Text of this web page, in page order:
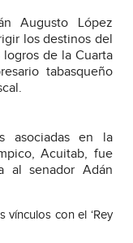
Augusto López
los destinos del
de la Cuarta
tabasqueño
asociadas en la
Acuitab, fue
al senador Adán
vínculos con el ‘Rey